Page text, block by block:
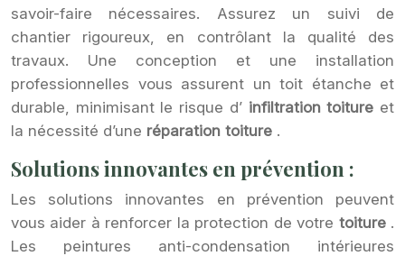
savoir-faire nécessaires. Assurez un suivi de
chantier rigoureux, en contrôlant la qualité des
travaux. Une conception et une installation
professionnelles vous assurent un toit étanche et
durable, minimisant le risque d’ infiltration toiture et
la nécessité d’une réparation toiture .
Solutions innovantes en prévention :
Les solutions innovantes en prévention peuvent
vous aider à renforcer la protection de votre toiture .
Les peintures anti-condensation intérieures